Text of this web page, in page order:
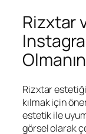
Rizxtar
Rizxtar
kılmak için
estetik ile
görsel olarak